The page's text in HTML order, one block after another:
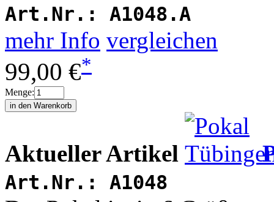
Art.Nr.: A1048.A
mehr Info vergleichen
99,00 €*
Menge:
Aktueller Artikel
Art.Nr.: A1048